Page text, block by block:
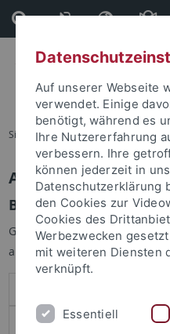
Direkt
zum
Inhalt
Direkt
zur
Fußleiste
Sie sind hier: Startseite
Anmelden
Benutzeranmeldung
Geben Sie Ihren
anzumelden:
Auf unserer Webseite
verwendet. Einige
benötigt, während es
Ihre Nutzererfahrung
verbessern. Ihre
können jederzeit in
Datenschutzerklärung
den Cookies zur
Cookies des
Werbezwecken
mit weiteren Diensten
verknüpft.
Essentiell